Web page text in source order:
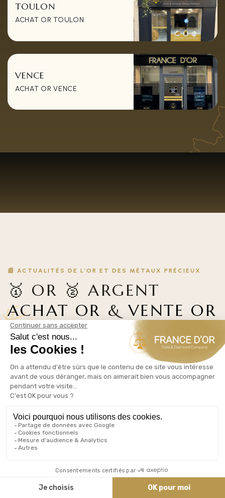
TOULON
ACHAT OR TOULON
VENCE
ACHAT OR VENCE
📰 ACTUALITÉS DE L’OR ET DES MÉTAUX PRÉCIEUX
🥇 OR 🥈 ARGENT
ACHAT OR &VENTE OR
Bilan du Marché : Le Résumé de l’Actualité